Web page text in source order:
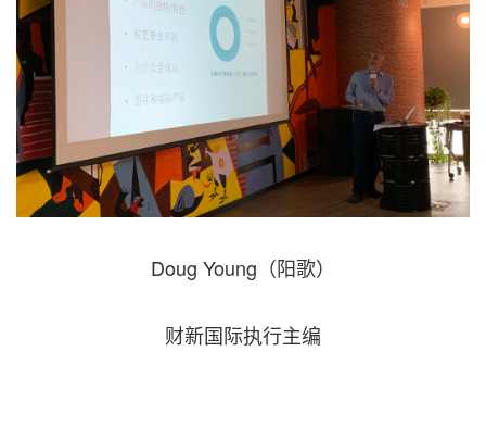
Doug Young（阳歌）
财新国际执行主编